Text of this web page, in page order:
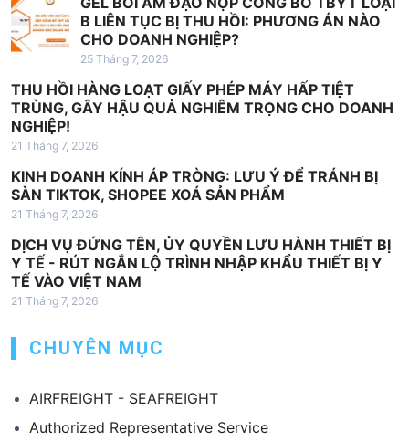
i
v
i
ế
t
B LIÊN TỤC BỊ THU HỒI: PHƯƠNG ÁN NÀO
CHO DOANH NGHIỆP?
25 Tháng 7, 2026
THU HỒI HÀNG LOẠT GIẤY PHÉP MÁY HẤP TIỆT
TRÙNG, GÂY HẬU QUẢ NGHIÊM TRỌNG CHO DOANH
NGHIỆP!
21 Tháng 7, 2026
KINH DOANH KÍNH ÁP TRÒNG: LƯU Ý ĐỂ TRÁNH BỊ
SÀN TIKTOK, SHOPEE XOÁ SẢN PHẨM
21 Tháng 7, 2026
DỊCH VỤ ĐỨNG TÊN, ỦY QUYỀN LƯU HÀNH THIẾT BỊ
Y TẾ - RÚT NGẮN LỘ TRÌNH NHẬP KHẨU THIẾT BỊ Y
TẾ VÀO VIỆT NAM
21 Tháng 7, 2026
CHUYÊN MỤC
AIRFREIGHT - SEAFREIGHT
Authorized Representative Service